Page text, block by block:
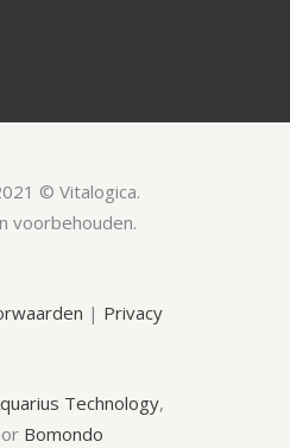
© Vitalogica.
voorbehouden.
| Privacy
Technology,
Bomondo